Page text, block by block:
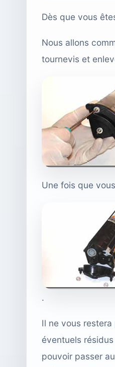
Dès que vous
Nous allons
tournevis et
Une fois que
.
Il ne vous
éventuels
pouvoir passer